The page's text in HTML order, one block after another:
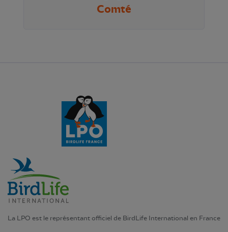
Comté
La LPO est le représentant officiel de BirdLife International en France